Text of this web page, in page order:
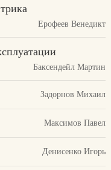
Ерофеев Венедикт
Баксендейл Мартин
Задорнов Михаил
Максимов Павел
Денисенко Игорь